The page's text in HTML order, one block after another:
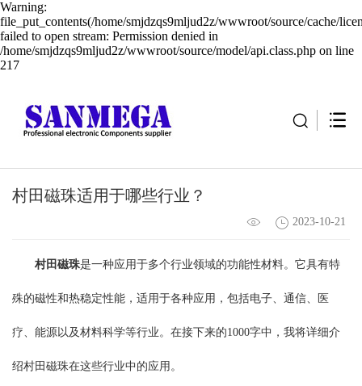
Warning:
file_put_contents(/home/smjdzqs9mljud2z/wwwroot/source/cache/
failed to open stream: Permission denied in
/home/smjdzqs9mljud2z/wwwroot/source/model/api.class.php on line
217
村田磁珠适用于哪些行业？
2023-10-21
村田磁珠是一种应用于多个行业领域的功能性材料。它具有特
殊的磁性和热稳定性能，适用于各种应用，包括电子、通信、医
疗、能源以及材料科学等行业。在接下来的1000字中，我将详细介
绍村田磁珠在这些行业中的应用。